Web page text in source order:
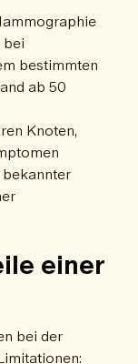
bei
bestimmten
ab 50
Knoten,
einer
bei der